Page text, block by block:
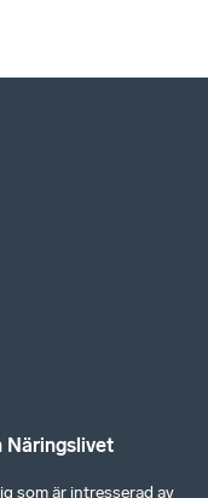
Näringslivet
som är intresserad av